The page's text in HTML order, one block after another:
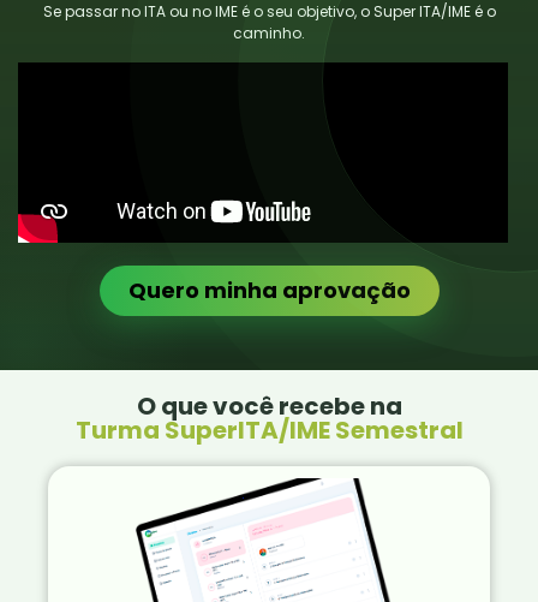
Se passar no ITA ou no IME é o seu objetivo, o Super ITA/IME é o
caminho.
Quero minha aprovação
O que você recebe na
Turma SuperITA/IME Semestral